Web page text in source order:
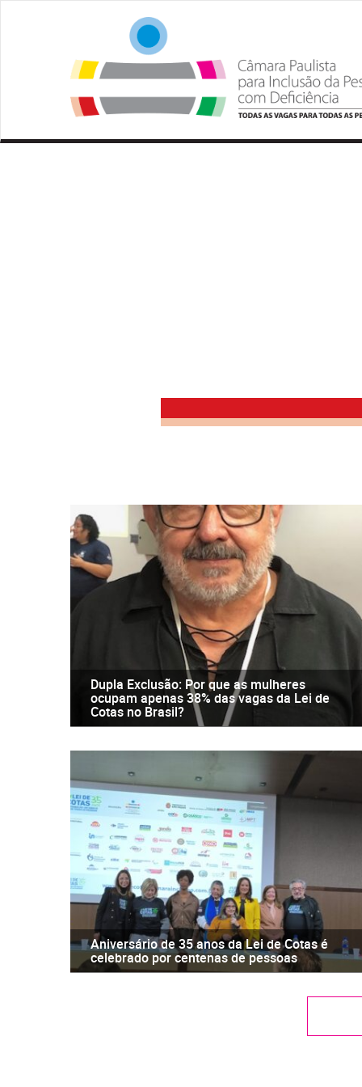
Dupla Exclusão: Por que as mulheres
ocupam apenas 38% das vagas da Lei de
Cotas no Brasil?
Aniversário de 35 anos da Lei de Cotas é
celebrado por centenas de pessoas